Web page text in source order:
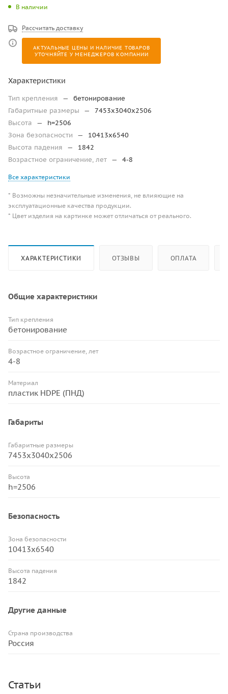
В наличии
Рассчитать доставку
АКТУАЛЬНЫЕ ЦЕНЫ И НАЛИЧИЕ ТОВАРОВ
УТОЧНЯЙТЕ У МЕНЕДЖЕРОВ КОМПАНИИ
Характеристики
Тип крепления —
бетонирование
Габаритные размеры
—
7453х3040х2506
Высота
—
h=2506
Зона безопасности
—
10413х6540
Высота падения
—
1842
Возрастное ограничение, лет — 4-8
Все характеристики
* Возможны незначительные изменения, не влияющие на
эксплуатационные качества продукции.
* Цвет изделия на картинке может отличаться от реального.
ХАРАКТЕРИСТИКИ ОТЗЫВЫ ОПЛАТА
Общие характеристики
Тип крепления
бетонирование
Возрастное ограничение, лет
4-8
Материал
пластик HDPE (ПНД)
Габариты
Габаритные размеры
7453х3040х2506
Высота
h=2506
Безопасность
Зона безопасности
10413х6540
Высота падения
1842
Другие данные
Страна производства
Россия
Статьи